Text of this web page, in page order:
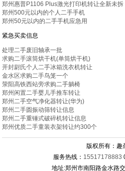
郑州惠普P1106 Plus激光打印机转让全新未拆
郑州500元以内的个人二手手机
郑州50元以内的二手手机应急用
紧急买卖信息
处理二手废旧轴承一批
求购二手滚筒烘干机(单筒烘干机)
开封尉氏个人二手冰箱洗衣机转让
金水区求购二手鸟笼一个
荥阳高铁西站旁求购二手躺椅
郑州闲置二手婴儿手推车转让
郑州二手空气净化器转让(华为)
郑州二手圆振动筛转让信息
郑州二手重锤式破碎机转让信息
郑州优质二手童装衣架转让约300个
版权所有：趣
服务热线： 15517178883
地址:郑州市南阳路金水路